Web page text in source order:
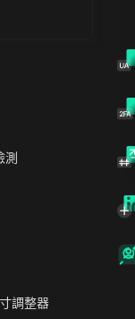
測
調整器
容
現在正在移除
題？